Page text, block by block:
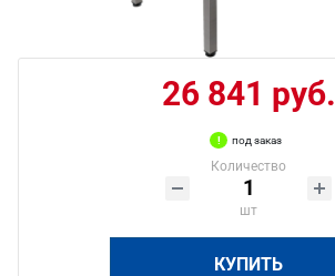
26 841 руб.
под заказ
Количество
шт
КУПИТЬ